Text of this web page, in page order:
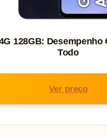
128GB:
Todo
Ver preço